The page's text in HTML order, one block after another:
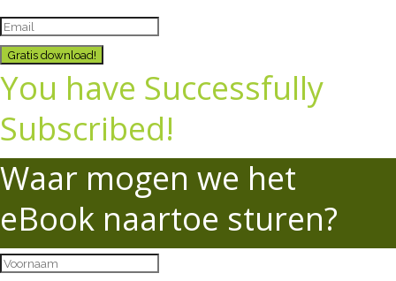
Gratis download!
You have Successfully
Subscribed!
Waar mogen we het
eBook naartoe sturen?